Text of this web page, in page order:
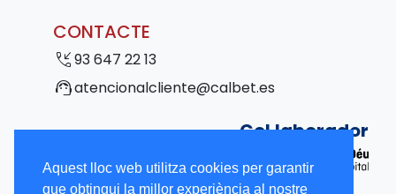
Aquest lloc web utilitza cookies per garantir
que obtingui la millor experiència al nostre
CONTACTE
phone_callback93 647 22 13
support_agentatencionalcliente@calbet.es
Col·laborador